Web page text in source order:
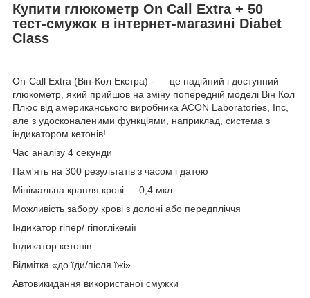
Купити глюкометр On Call Extra + 50
тест-смужок в інтернет-магазині Diabet
Class
On-Call Extra (Він-Кол Екстра) - — це надійний і доступний
глюкометр, який прийшов на зміну попередній моделі Він Кол
Плюс від американського виробника ACON Laboratories, Inc,
але з удосконаленими функціями, наприклад, система з
індикатором кетонів!
Час аналізу 4 секунди
Пам'ять на 300 результатів з часом і датою
Мінімальна крапля крові — 0,4 мкл
Можливість забору крові з долоні або передпліччя
Індикатор гіпер/ гіпоглікемії
Індикатор кетонів
Відмітка «до їди/після їжі»
Автовикидання використаної смужки